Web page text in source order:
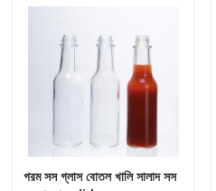
গৃহস্থালি গ্লাসওয়্যার
গরম সস গ্লাস বোতল খালি সালাদ সস